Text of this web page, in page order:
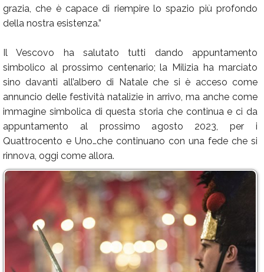
grazia, che è capace di riempire lo spazio più profondo
della nostra esistenza.”
Il Vescovo ha salutato tutti dando appuntamento
simbolico al prossimo centenario; la Milizia ha marciato
sino davanti all’albero di Natale che si è acceso come
annuncio delle festività natalizie in arrivo, ma anche come
immagine simbolica di questa storia che continua e ci da
appuntamento al prossimo agosto 2023, per i
Quattrocento e Uno…che continuano con una fede che si
rinnova, oggi come allora.